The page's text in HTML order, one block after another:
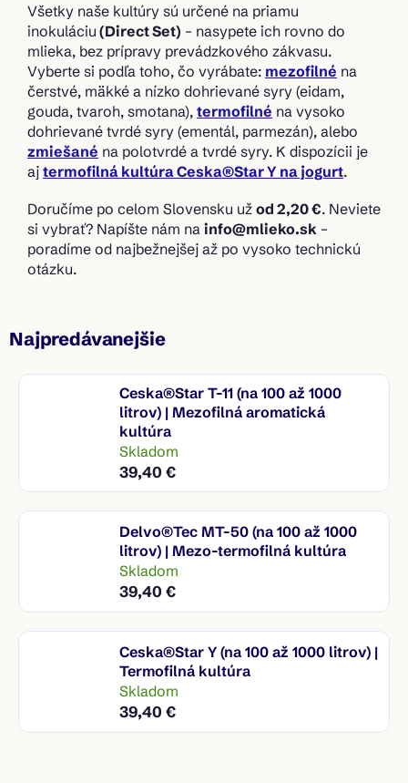
Všetky naše kultúry sú určené na priamu
inokuláciu (Direct Set) – nasypete ich rovno do
mlieka, bez prípravy prevádzkového zákvasu.
Vyberte si podľa toho, čo vyrábate: mezofilné na
čerstvé, mäkké a nízko dohrievané syry (eidam,
gouda, tvaroh, smotana), termofilné na vysoko
dohrievané tvrdé syry (ementál, parmezán), alebo
zmiešané na polotvrdé a tvrdé syry. K dispozícii je
aj termofilná kultúra Ceska®Star Y na jogurt.
Doručíme po celom Slovensku už od 2,20 €. Neviete
si vybrať? Napíšte nám na info@mlieko.sk –
poradíme od najbežnejšej až po vysoko technickú
otázku.
Najpredávanejšie
Ceska®Star T-11 (na 100 až 1000
litrov) | Mezofilná aromatická
kultúra
Skladom
39,40 €
Delvo®Tec MT-50 (na 100 až 1000
litrov) | Mezo-termofilná kultúra
Skladom
39,40 €
Ceska®Star Y (na 100 až 1000 litrov) |
Termofilná kultúra
Skladom
39,40 €